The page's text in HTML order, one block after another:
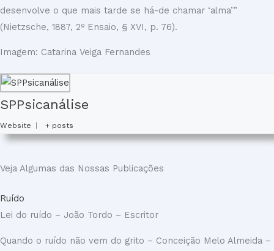
desenvolve o que mais tarde se há-de chamar ‘alma’”
(Nietzsche, 1887, 2º Ensaio, § XVI, p. 76).
Imagem: Catarina Veiga Fernandes
SPPsicanálise
Website + posts
Veja Algumas das Nossas Publicações
Ruído
Lei do ruído – João Tordo – Escritor
Quando o ruído não vem do grito – Conceição Melo Almeida –